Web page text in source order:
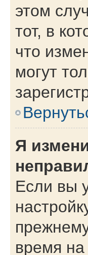
этом
тот, в
что
могут
Я
Если вы
время